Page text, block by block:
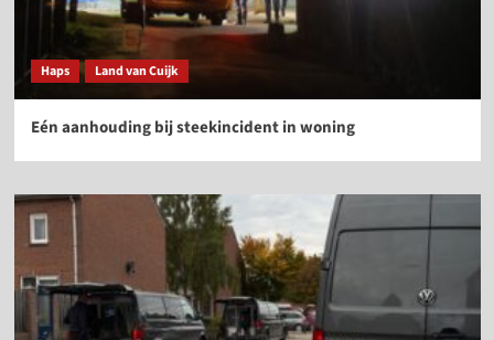
Haps Land van Cuijk
Eén aanhouding bij steekincident in woning